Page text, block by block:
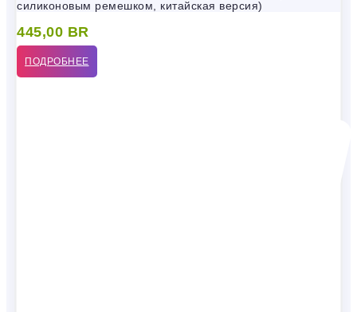
силиконовым ремешком, китайская версия)
445,00 BR
ПОДРОБНЕЕ